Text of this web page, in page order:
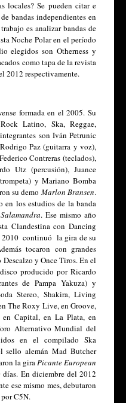
locales? Se pueden citar e
bandas independientes en
es analizar bandas de
Noche Polar en el período
elegidos son Otherness y
como tapa de la revista
2012 respectivamente.
formada en el 2005. Su
Latino, Ska, Reggae,
son Iván Petrunic
Paz (guitarra y voz),
Contreras (teclados),
Utz (percusión), Juance
y Mariano Bomba
su demo Marlon Bransen.
en los estudios de la banda
. Ese mismo año
Clandestina con Dancing
continuó  la gira de su
tocaron con grandes
y Once Tiros. En el
producido por Ricardo
de Pampa Yakuza) y
Stereo, Shakira, Living
The Roxy Live, en Groove,
en Capital, en La Plata, en
Alternativo Mundial del
en el compilado Ska
sello alemán Mad Butcher
la gira Picante European
En diciembre del 2012
ese mismo mes, debutaron
C5N.